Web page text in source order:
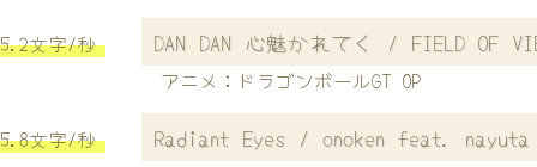
5.2文字/秒 DAN DAN 心魅かれてく / FIELD OF
アニメ：ドラゴンボールGT OP
5.8文字/秒 Radiant Eyes / onoken feat. nayuta